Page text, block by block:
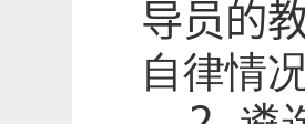
导员的
自律情